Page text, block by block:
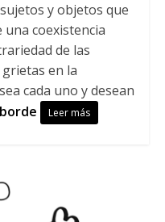
y objetos que
coexistencia
de las
en la
cada uno y desean
Leer más